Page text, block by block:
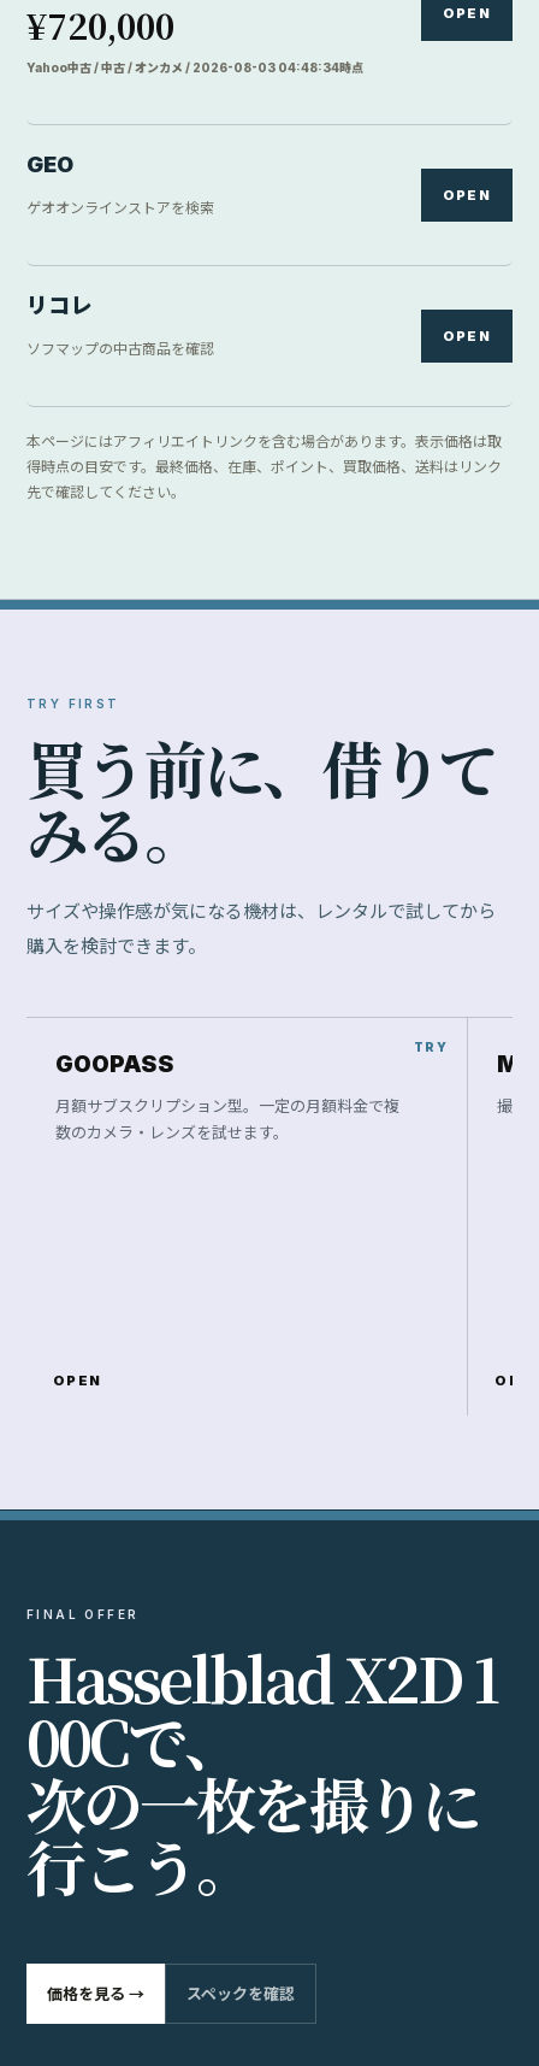
¥720,000
Yahoo中古 / 中古 / オンカメ / 2026-08-03 04:48:34時点
OPEN
GEO
ゲオオンラインストアを検索
OPEN
リコレ
ソフマップの中古商品を確認
OPEN
本ページにはアフィリエイトリンクを含む場合があります。表示価格は取
得時点の目安です。最終価格、在庫、ポイント、買取価格、送料はリンク
先で確認してください。
TRY FIRST
買う前に、 借りて
みる。
サイズや操作感が気になる機材は、レンタルで試してから
購入を検討できます。
GOOPASS
月額サブスクリプション型。一定の月額料金で複
数のカメラ・レンズを試せます。
OPEN
撮影
FINAL OFFER
HasselbladX2D1
00Cで、
次の一枚を撮りに
行こう。
価格を見る → スペックを確認